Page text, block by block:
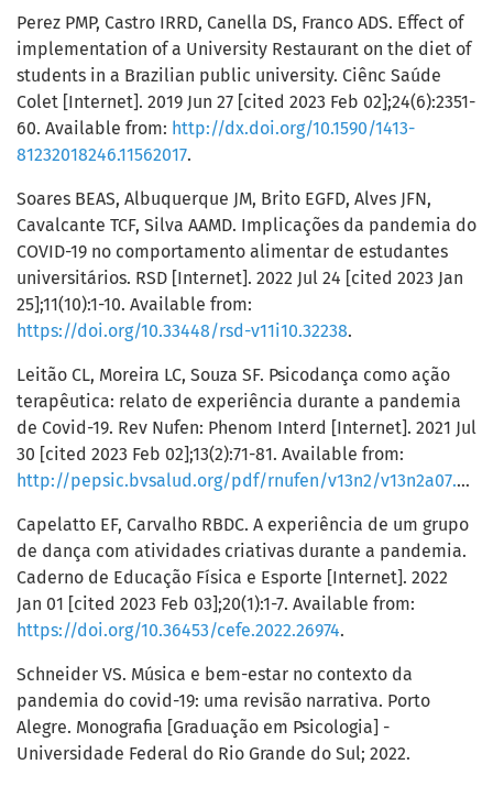
Perez PMP, Castro IRRD, Canella DS, Franco ADS. Effect of
implementation of a University Restaurant on the diet of
students in a Brazilian public university. Ciênc Saúde
Colet [Internet]. 2019 Jun 27 [cited 2023 Feb 02];24(6):2351-
60. Available from: http://dx.doi.org/10.1590/1413-
81232018246.11562017.
Soares BEAS, Albuquerque JM, Brito EGFD, Alves JFN,
Cavalcante TCF, Silva AAMD. Implicações da pandemia do
COVID-19 no comportamento alimentar de estudantes
universitários. RSD [Internet]. 2022 Jul 24 [cited 2023 Jan
25];11(10):1-10. Available from:
https://doi.org/10.33448/rsd-v11i10.32238.
Leitão CL, Moreira LC, Souza SF. Psicodança como ação
terapêutica: relato de experiência durante a pandemia
de Covid-19. Rev Nufen: Phenom Interd [Internet]. 2021 Jul
30 [cited 2023 Feb 02];13(2):71-81. Available from:
http://pepsic.bvsalud.org/pdf/rnufen/v13n2/v13n2a07.pdf
Capelatto EF, Carvalho RBDC. A experiência de um grupo
de dança com atividades criativas durante a pandemia.
Caderno de Educação Física e Esporte [Internet]. 2022
Jan 01 [cited 2023 Feb 03];20(1):1-7. Available from:
https://doi.org/10.36453/cefe.2022.26974.
Schneider VS. Música e bem-estar no contexto da
pandemia do covid-19: uma revisão narrativa. Porto
Alegre. Monografia [Graduação em Psicologia] -
Universidade Federal do Rio Grande do Sul; 2022.